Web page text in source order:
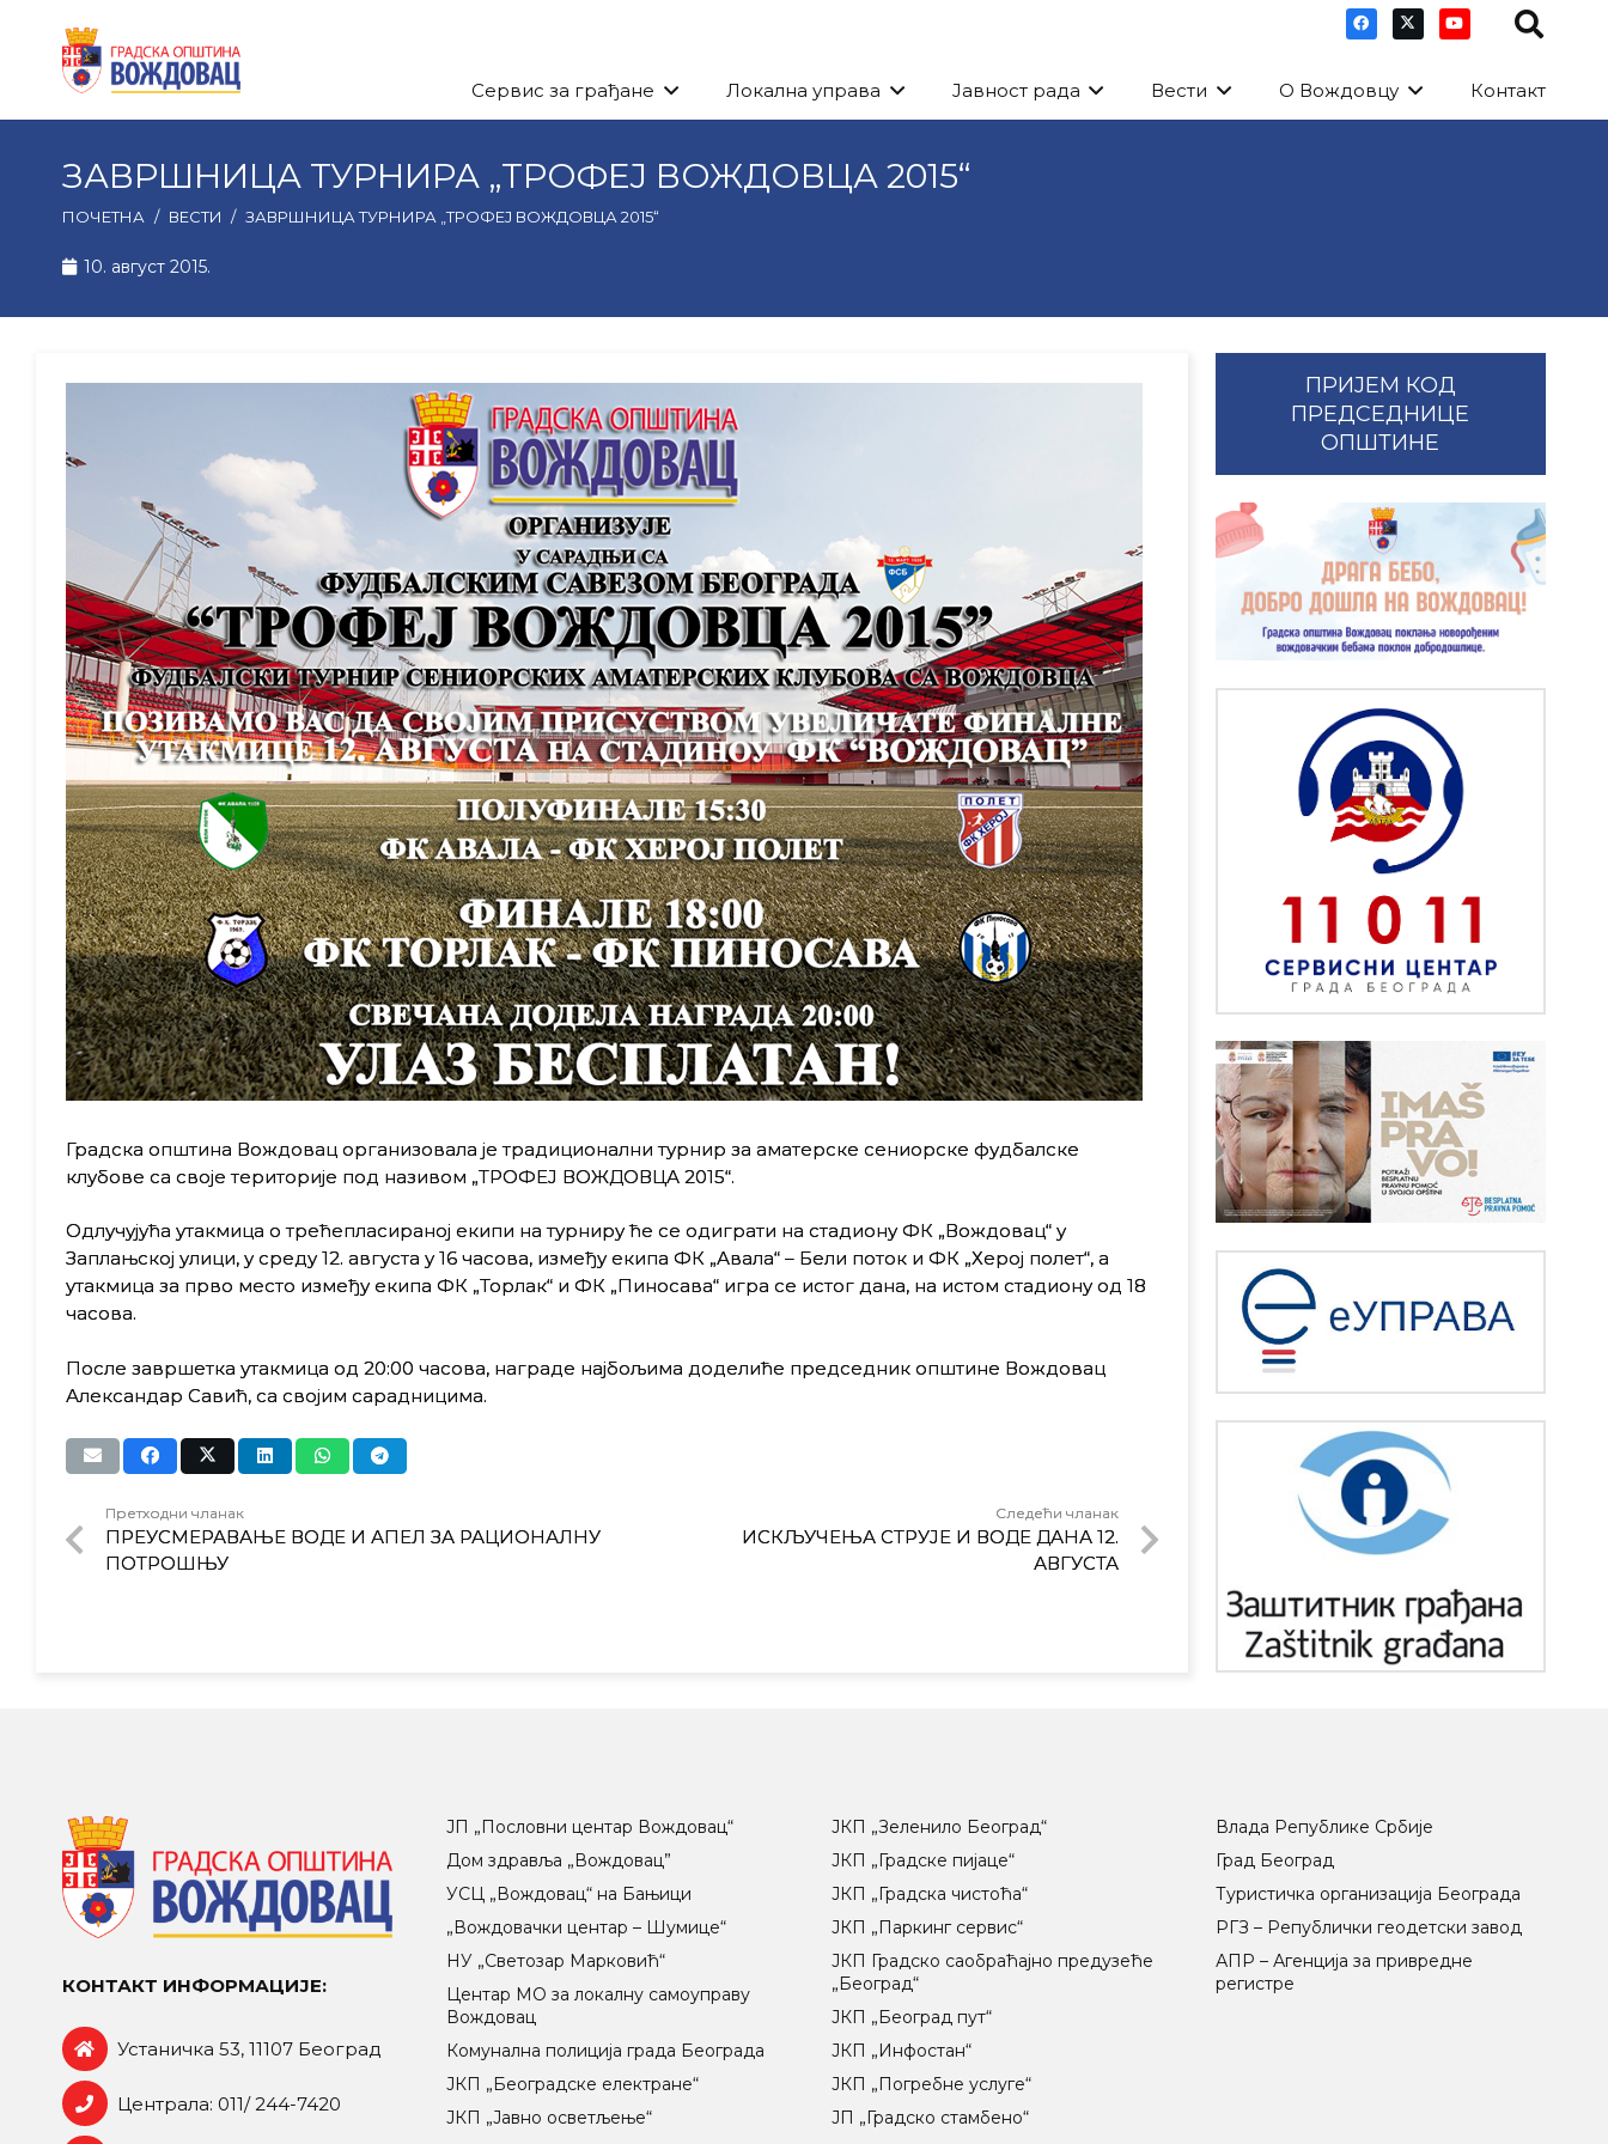
Сервис за грађане Локална управа Јавност рада Вести О Вождовцу Контакт
ЗАВРШНИЦА ТУРНИРА „ТРОФЕЈ ВОЖДОВЦА 2015“
ПОЧЕТНА / ВЕСТИ / ЗАВРШНИЦА ТУРНИРА „ТРОФЕЈ ВОЖДОВЦА 2015“
10. август 2015.
Градска општина Вождовац организовала је традиционални турнир за аматерске сениорске фудбалске
клубове са своје територије под називом „ТРОФЕЈ ВОЖДОВЦА 2015“.
Одлучујућа утакмица о трећепласираној екипи на турниру ће се одиграти на стадиону ФК „Вождовац“ у
Заплањској улици, у среду 12. августа у 16 часова, између екипа ФК „Авала“ – Бели поток и ФК „Херој полет“, а
утакмица за прво место између екипа ФК „Торлак“ и ФК „Пиносава“ игра се истог дана, на истом стадиону од 18
часова.
После завршетка утакмица oд 20:00 часова, награде најбољима доделиће председник општине Вождовац
Александар Савић, са својим сарадницима.
Претходни чланак
ПРЕУСМЕРАВАЊЕ ВОДЕ И АПЕЛ ЗА РАЦИОНАЛНУ
ПОТРОШЊУ
Следећи чланак
ИСКЉУЧЕЊА СТРУЈЕ И ВОДЕ ДАНА 12.
АВГУСТА
ПРИЈЕМ КОД
ПРЕДСЕДНИЦЕ
ОПШТИНЕ
КОНТАКТ ИНФОРМАЦИЈЕ:
Устаничка 53, 11107 Београд
Централа: 011/ 244-7420
ЈП „Пословни центар Вождовац“
Дом здравља „Вождовац”
УСЦ „Вождовац“ на Бањици
„Вождовачки центар – Шумице“
НУ „Светозар Марковић“
Центар МO за локалну самоуправу
Вождовац
Комунална полиција града Београда
ЈКП „Београдске електране“
ЈКП „Јавно осветљење“
ЈКП „Зеленило Београд“
ЈКП „Градске пијаце“
ЈКП „Градска чистоћа“
ЈКП „Паркинг сервис“
ЈКП Градско саобраћајно предузеће
„Београд“
ЈКП „Београд пут“
ЈКП „Инфостан“
ЈКП „Погребне услуге“
ЈП „Градско стамбено“
Влада Републике Србије
Град Београд
Туристичка организација Београда
РГЗ – Републички геодетски завод
АПР – Агенција за привредне
регистре